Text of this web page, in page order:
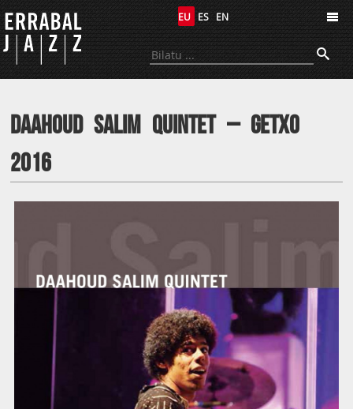
Errabal Jazz EU ES EN
DAAHOUD SALIM QUINTET – Getxo
2016